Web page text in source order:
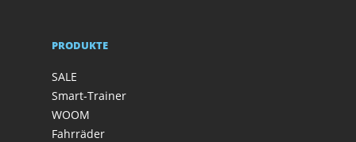
PRODUKTE
SALE
Smart-Trainer
WOOM
Fahrräder